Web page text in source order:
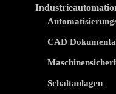
CAD
Schaltanlagen